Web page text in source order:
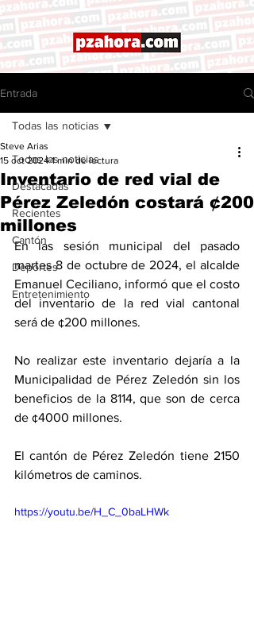
Entrada
Todas las noticias
Destacadas
Recientes
Cantón
Deportes
Entretenimiento
Todas las noticias
Inventario de red vial de
Pérez Zeledón costará ¢200
millones
Steve Arias
15 oct 2024 1 min de lectura
En las sesión municipal del pasado
martes 8 de octubre de 2024, el alcalde
Emanuel Ceciliano, informó que el costo
del inventario de la red vial cantonal
será de ¢200 millones.
No realizar este inventario dejaría a la
Municipalidad de Pérez Zeledón sin los
beneficios de la 8114, que son de cerca
de ¢4000 millones.
El cantón de Pérez Zeledón tiene 2150
kilómetros de caminos.
https://youtu.be/H_C_0baLHWk